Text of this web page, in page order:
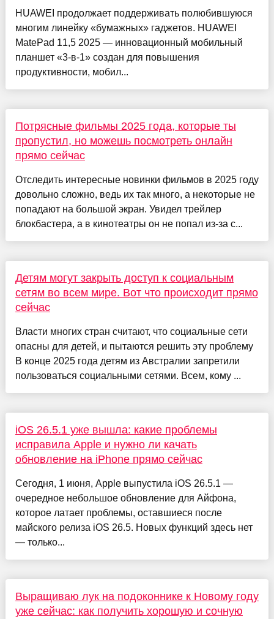
HUAWEI продолжает поддерживать полюбившуюся
многим линейку «бумажных» гаджетов. HUAWEI
MatePad 11,5 2025 — инновационный мобильный
планшет «3-в-1» создан для повышения
продуктивности, мобил...
Потрясные фильмы 2025 года, которые ты
пропустил, но можешь посмотреть онлайн
прямо сейчас
Отследить интересные новинки фильмов в 2025 году
довольно сложно, ведь их так много, а некоторые не
попадают на большой экран. Увидел трейлер
блокбастера, а в кинотеатры он не попал из-за с...
Детям могут закрыть доступ к социальным
сетям во всем мире. Вот что происходит прямо
сейчас
Власти многих стран считают, что социальные сети
опасны для детей, и пытаются решить эту проблему
В конце 2025 года детям из Австралии запретили
пользоваться социальными сетями. Всем, кому ...
iOS 26.5.1 уже вышла: какие проблемы
исправила Apple и нужно ли качать
обновление на iPhone прямо сейчас
Сегодня, 1 июня, Apple выпустила iOS 26.5.1 —
очередное небольшое обновление для Айфона,
которое латает проблемы, оставшиеся после
майского релиза iOS 26.5. Новых функций здесь нет
— только...
Выращиваю лук на подоконнике к Новому году
уже сейчас: как получить хорошую и сочную